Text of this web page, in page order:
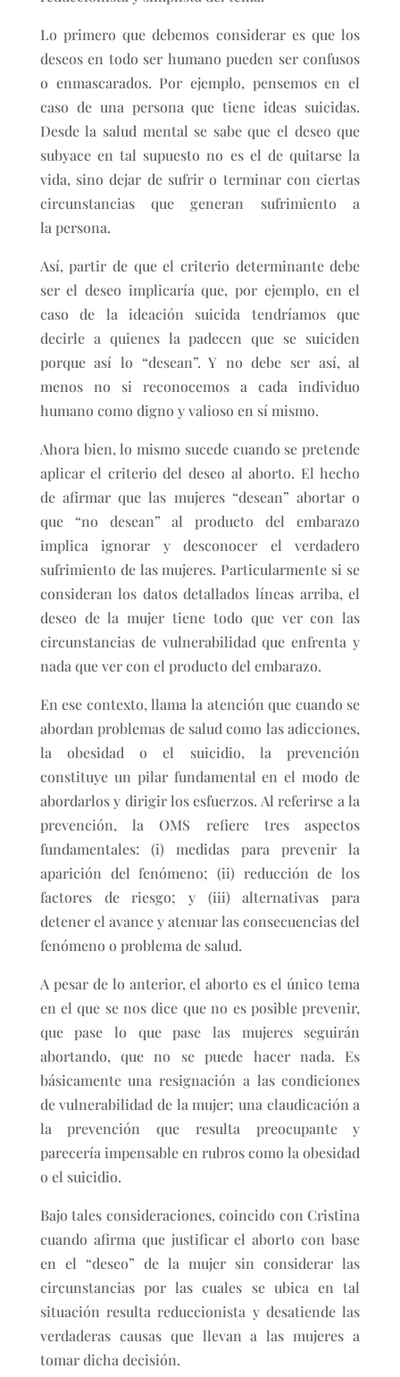
Lo primero que debemos considerar es que los
deseos en todo ser humano pueden ser confusos
o enmascarados. Por ejemplo, pensemos en el
caso de una persona que tiene ideas suicidas.
Desde la salud mental se sabe que el deseo que
subyace en tal supuesto no es el de quitarse la
vida, sino dejar de sufrir o terminar con ciertas
circunstancias que generan sufrimiento a
la persona.
Así, partir de que el criterio determinante debe
ser el deseo implicaría que, por ejemplo, en el
caso de la ideación suicida tendríamos que
decirle a quienes la padecen que se suiciden
porque así lo “desean”. Y no debe ser así, al
menos no si reconocemos a cada individuo
humano como digno y valioso en sí mismo.
Ahora bien, lo mismo sucede cuando se pretende
aplicar el criterio del deseo al aborto. El hecho
de afirmar que las mujeres “desean” abortar o
que “no desean” al producto del embarazo
implica ignorar y desconocer el verdadero
sufrimiento de las mujeres. Particularmente si se
consideran los datos detallados líneas arriba, el
deseo de la mujer tiene todo que ver con las
circunstancias de vulnerabilidad que enfrenta y
nada que ver con el producto del embarazo.
En ese contexto, llama la atención que cuando se
abordan problemas de salud como las adicciones,
la obesidad o el suicidio, la prevención
constituye un pilar fundamental en el modo de
abordarlos y dirigir los esfuerzos. Al referirse a la
prevención, la OMS refiere tres aspectos
fundamentales: (i) medidas para prevenir la
aparición del fenómeno; (ii) reducción de los
factores de riesgo; y (iii) alternativas para
detener el avance y atenuar las consecuencias del
fenómeno o problema de salud.
A pesar de lo anterior, el aborto es el único tema
en el que se nos dice que no es posible prevenir,
que pase lo que pase las mujeres seguirán
abortando, que no se puede hacer nada. Es
básicamente una resignación a las condiciones
de vulnerabilidad de la mujer; una claudicación a
la prevención que resulta preocupante y
parecería impensable en rubros como la obesidad
o el suicidio.
Bajo tales consideraciones, coincido con Cristina
cuando afirma que justificar el aborto con base
en el “deseo” de la mujer sin considerar las
circunstancias por las cuales se ubica en tal
situación resulta reduccionista y desatiende las
verdaderas causas que llevan a las mujeres a
tomar dicha decisión.